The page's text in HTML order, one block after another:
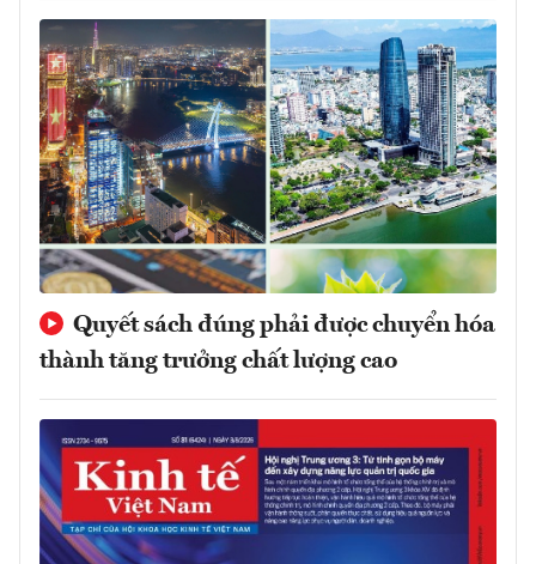
Quyết sách đúng phải được chuyển hóa
thành tăng trưởng chất lượng cao